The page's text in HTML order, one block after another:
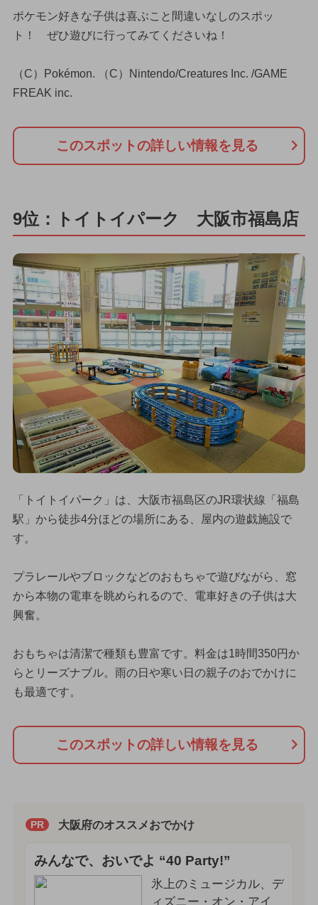
ポケモン好きな子供は喜ぶこと間違いなしのスポッ
ト！ ぜひ遊びに行ってみてくださいね！
（C）Pokémon. （C）Nintendo/Creatures Inc. /GAME
FREAK inc.
このスポットの詳しい情報を見る
9位：トイトイパーク 大阪市福島店
「トイトイパーク」は、大阪市福島区のJR環状線「福島
駅」から徒歩4分ほどの場所にある、屋内の遊戯施設で
す。
プラレールやブロックなどのおもちゃで遊びながら、窓
から本物の電車を眺められるので、電車好きの子供は大
興奮。
おもちゃは清潔で種類も豊富です。料金は1時間350円か
らとリーズナブル。雨の日や寒い日の親子のおでかけに
も最適です。
このスポットの詳しい情報を見る
PR 大阪府のオススメおでかけ
みんなで、おいでよ “40 Party!”
氷上のミュージカル、デ
ィズニー・オン・アイ